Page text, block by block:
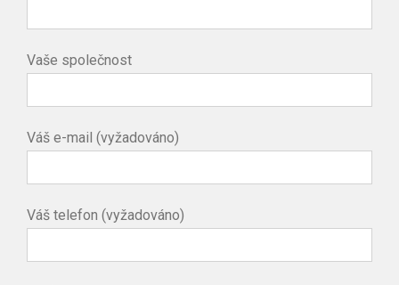
Vaše společnost
Váš e-mail (vyžadováno)
Váš telefon (vyžadováno)